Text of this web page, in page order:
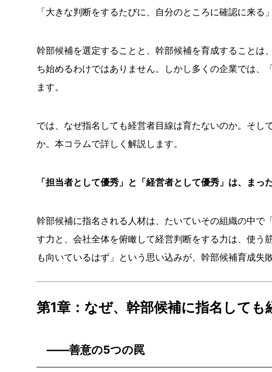
「大きな判断をするたびに、自分のところに確認に来る」
幹部候補を選定することと、幹部候補を育成すること
ち始めるわけではありません。しかし多くの企業では
ます。
では、なぜ指名しても経営者目線は育たないのか。そ
か。本コラムで詳しく解説します。
「担当者として優秀」と「経営者として優秀」は、まっ
幹部候補に指名される人材は、たいていその組織の中
す力と、会社全体を俯瞰して経営判断をする力は、使
も向いているはず」という思い込みが、幹部候補育成失
第1章：なぜ、幹部候補に指名して
――善意の5つの罠